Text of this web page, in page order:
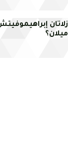
زلاتان
ميلان؟